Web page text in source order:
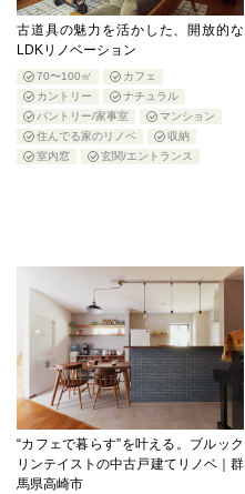
古道具の魅力を活かした、開放的な
LDKリノベーション
70〜100㎡
カフェ
カントリー
ナチュラル
パントリー/家事室
マンション
住んでる家のリノベ
収納
室内窓
玄関/エントランス
“カフェで暮らす”を叶える。ブルック
リンテイストの中古戸建てリノベ｜群
馬県高崎市